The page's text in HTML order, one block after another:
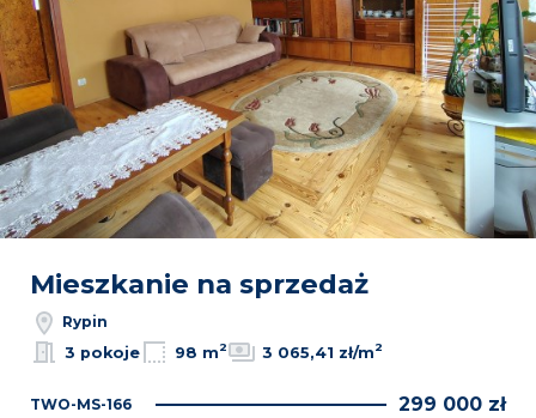
Mieszkanie na sprzedaż
Rypin
3 pokoje
98 m2 3 065,41 zł/m2
TWO-MS-166 299 000 zł